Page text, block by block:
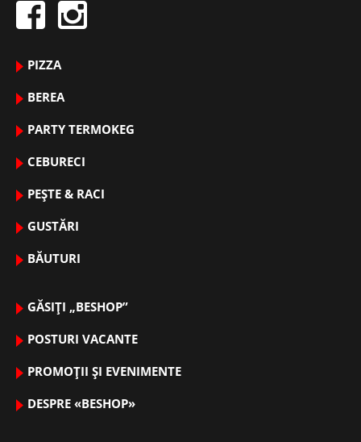
PIZZA
BEREA
PARTY TERMOKEG
CEBURECI
PEȘTE & RACI
GUSTĂRI
BĂUTURI
GĂSIȚI „BESHOP”
POSTURI VACANTE
PROMOȚII ȘI EVENIMENTE
DESPRE «BESHOP»